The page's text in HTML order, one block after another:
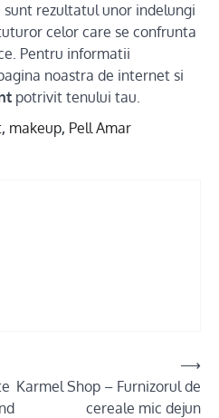
rezultatul unor indelungi
celor care se confrunta
Pentru informatii
noastra de internet si
potrivit tenului tau.
, makeup, Pell Amar
Karmel Shop – Furnizorul de
cereale mic dejun
⟶